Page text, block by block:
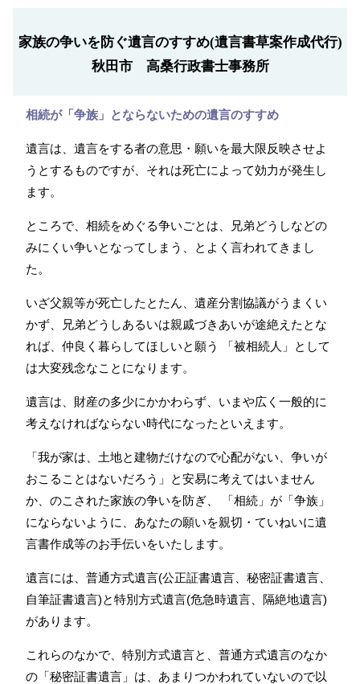
家族の争いを防ぐ遺言のすすめ(遺言書草案作成代行)
秋田市 高桑行政書士事務所
相続が「争族」とならないための遺言のすすめ
遺言は、遺言をする者の意思・願いを最大限反映させよ
うとするものですが、それは死亡によって効力が発生し
ます。
ところで、相続をめぐる争いごとは、兄弟どうしなどの
みにくい争いとなってしまう、とよく言われてきまし
た。
いざ父親等が死亡したとたん、遺産分割協議がうまくい
かず、兄弟どうしあるいは親戚づきあいが途絶えたとな
れば、仲良く暮らしてほしいと願う 「被相続人」として
は大変残念なことになります。
遺言は、財産の多少にかかわらず、いまや広く一般的に
考えなければならない時代になったといえます。
「我が家は、土地と建物だけなので心配がない、争いが
おこることはないだろう」と安易に考えてはいません
か、のこされた家族の争いを防ぎ、 「相続」が「争族」
にならないように、あなたの願いを親切・ていねいに遺
言書作成等のお手伝いをいたします。
遺言には、普通方式遺言(公正証書遺言、秘密証書遺言、
自筆証書遺言)と特別方式遺言(危急時遺言、隔絶地遺言)
があります。
これらのなかで、特別方式遺言と、普通方式遺言のなか
の「秘密証書遺言」は、あまりつかわれていないので以